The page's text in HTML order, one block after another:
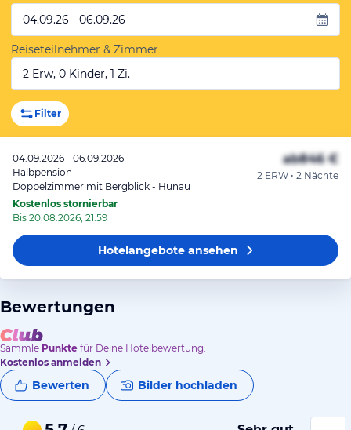
04.09.26 - 06.09.26
Reiseteilnehmer & Zimmer
2 Erw, 0 Kinder, 1 Zi.
Filter
04.09.2026 - 06.09.2026
Halbpension
Doppelzimmer mit Bergblick - Hunau
Kostenlos stornierbar
Bis 20.08.2026, 21:59
ab846 €
2 ERW • 2 Nächte
Hotelangeboteansehen
Bewertungen
Sammle Punkte für Deine Hotelbewertung.
Kostenlos anmelden
Bewerten Bilder hochladen